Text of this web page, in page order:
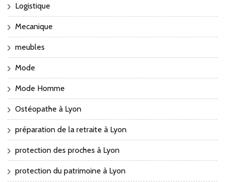
Logistique
Mecanique
meubles
Mode
Mode Homme
Ostéopathe à Lyon
préparation de la retraite à Lyon
protection des proches à Lyon
protection du patrimoine à Lyon